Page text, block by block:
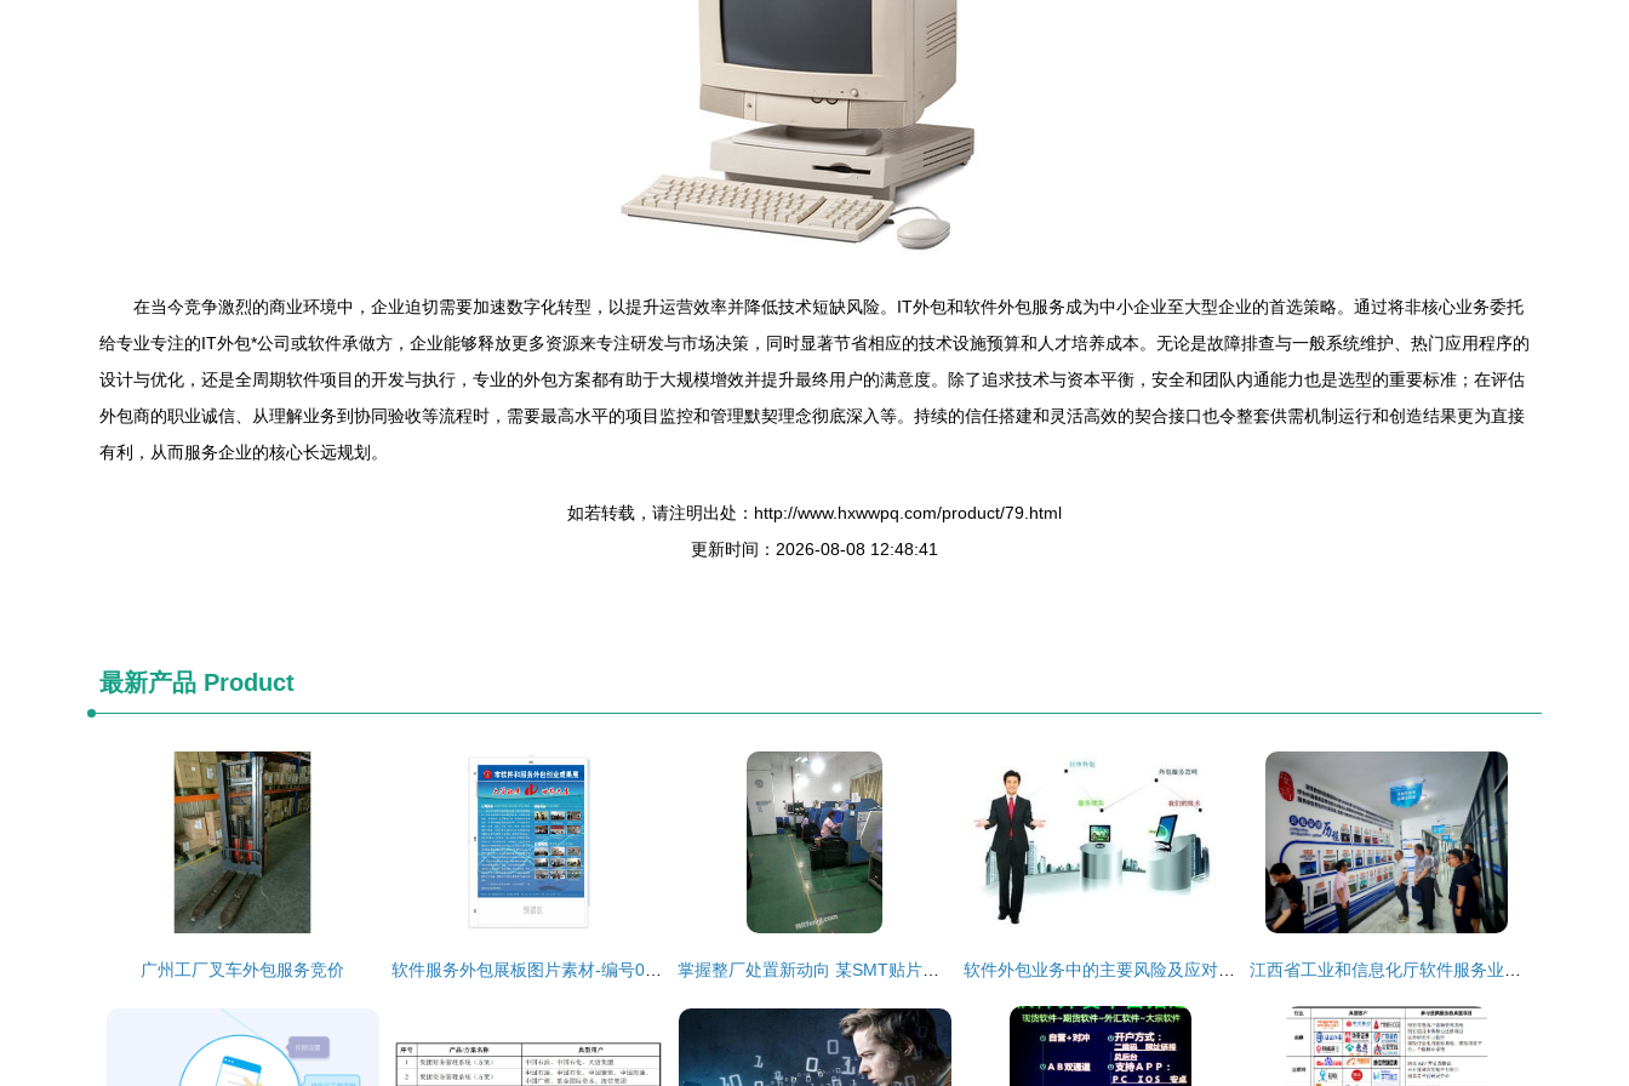
在当今竞争激烈的商业环境中，企业迫切需要加速数字化转型，以提升运营效率并降低技术短缺风险。IT外包和软件外包服务成为中小企业至大型企业的首选策略。通过将非核心业务委托
给专业专注的IT外包*公司或软件承做方，企业能够释放更多资源来专注研发与市场决策，同时显著节省相应的技术设施预算和人才培养成本。无论是故障排查与一般系统维护、热门应用程序的
设计与优化，还是全周期软件项目的开发与执行，专业的外包方案都有助于大规模增效并提升最终用户的满意度。除了追求技术与资本平衡，安全和团队内通能力也是选型的重要标准；在评估
外包商的职业诚信、从理解业务到协同验收等流程时，需要最高水平的项目监控和管理默契理念彻底深入等。持续的信任搭建和灵活高效的契合接口也令整套供需机制运行和创造结果更为直接
有利，从而服务企业的核心长远规划。
如若转载，请注明出处：http://www.hxwwpq.com/product/79.html
更新时间：2026-08-08 12:48:41
最新产品 Product
广州工厂叉车外包服务竞价